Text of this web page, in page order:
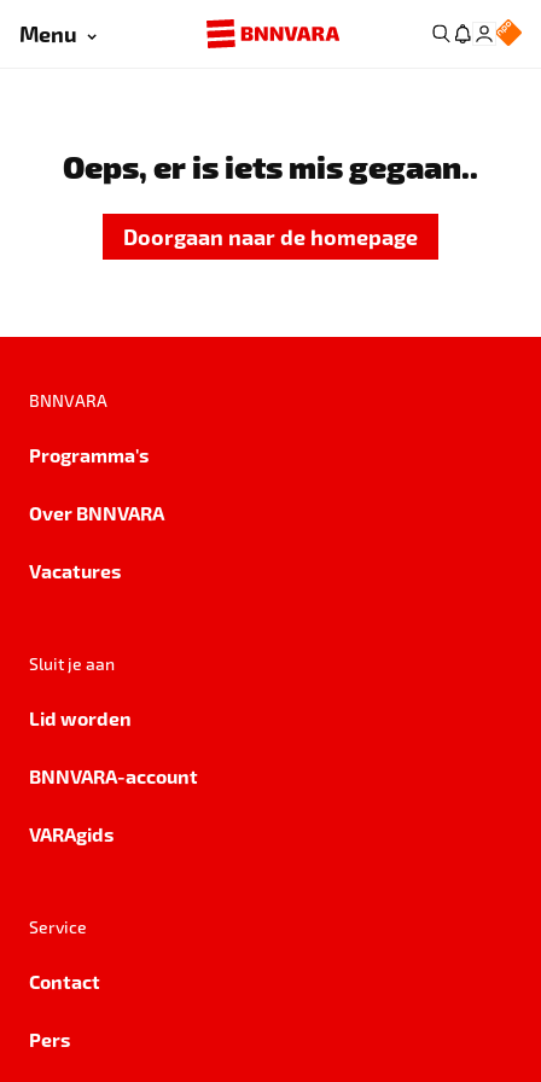
Menu
Oeps, er is iets mis gegaan..
Doorgaan naar de homepage
BNNVARA
Programma's
Over BNNVARA
Vacatures
Sluit je aan
Lid worden
BNNVARA-account
VARAgids
Service
Contact
Pers